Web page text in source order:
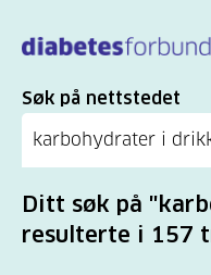
hovedinnhold
Søk
Søk på nettstedet
Ditt søk på
resulterte i 157